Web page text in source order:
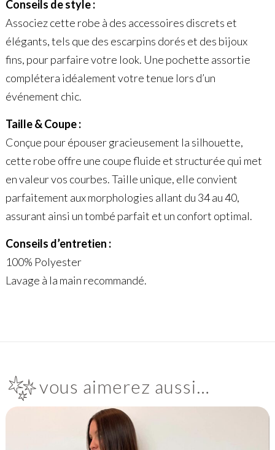
Conseils de style :
Associez cette robe à des accessoires discrets et
élégants, tels que des escarpins dorés et des bijoux
fins, pour parfaire votre look. Une pochette assortie
complétera idéalement votre tenue lors d’un
événement chic.
Taille & Coupe :
Conçue pour épouser gracieusement la silhouette,
cette robe offre une coupe fluide et structurée qui met
en valeur vos courbes. Taille unique, elle convient
parfaitement aux morphologies allant du 34 au 40,
assurant ainsi un tombé parfait et un confort optimal.
Conseils d’entretien :
100% Polyester
Lavage à la main recommandé.
vous aimerez aussi…